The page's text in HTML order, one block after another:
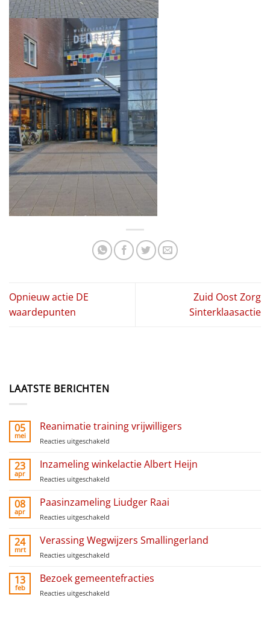
Opnieuw actie DE
waardepunten
Zuid Oost Zorg
Sinterklaasactie
LAATSTE BERICHTEN
05
mei
Reanimatie training vrijwilligers
Reacties uitgeschakeld
training
23
apr
Inzameling winkelactie Albert Heijn
Reacties uitgeschakeld
winkelactie
Albert
08
apr
Paasinzameling Liudger Raai
Reacties uitgeschakeld
Liudger
Raai
24
mrt
Verassing Wegwijzers Smallingerland
Reacties uitgeschakeld
Wegwijzers
13
feb
Bezoek gemeentefracties
Reacties uitgeschakeld